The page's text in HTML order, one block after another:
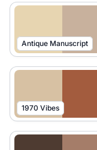
Antique Manuscript
1970 Vibes